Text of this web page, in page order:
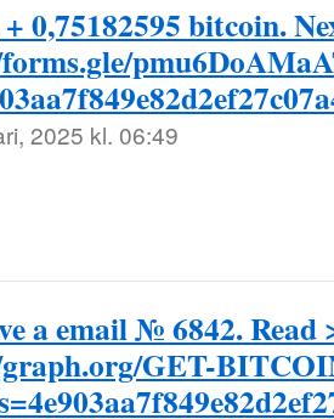
0,75182595 bitcoin.
2025 kl. 06:49
a email № 6842. Read
GET-